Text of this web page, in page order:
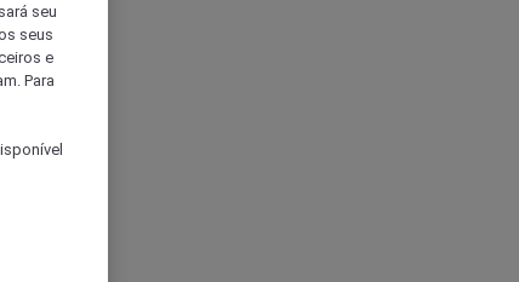
seu
seus
e
Para